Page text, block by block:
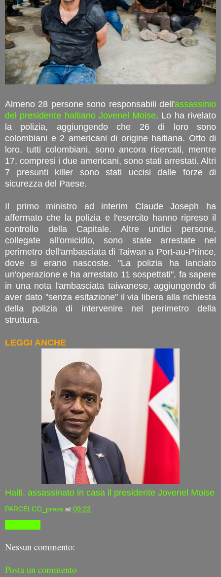
Almeno 28 persone sono responsabili dell'assassinio
del presidente haitiano Jovenel Moise. Lo ha rivelato
la polizia, aggiungendo che 26 di loro sono
colombiani e 2 americani di origine haitiana. Otto di
loro, tutti colombiani, sono ancora ricercati, mentre
17, compresi i due americani, sono stati arrestati. Altri
7 presunti killer sono stati uccisi dalle forze di
sicurezza del Paese.
Il primo ministro ad interim Claude Joseph ha
affermato che la polizia e l'esercito hanno ripreso il
controllo della Capitale. Altre undici persone,
collegate all'omicidio, sono state arrestate nel
perimetro dell'ambasciata di Taiwan a Port-au-Prince,
dove si erano nascoste. "La polizia ha lanciato
un'operazione e ha arrestato 11 sospettati", fa sapere
in una nota l'ambasciata taiwanese, aggiungendo di
aver dato "senza esitazione" il via libera alla richiesta
della polizia di intervenire nel perimetro della
struttura.
LEGGI ANCHE
Haiti, assassinato in casa il presidente Jovenel Moise
PARCELCO_press at 09:23
Nessun commento:
Posta un commento